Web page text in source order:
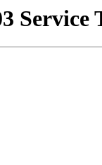
Service